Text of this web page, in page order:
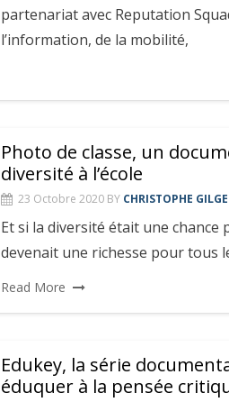
partenariat avec Reputation
l’information, de la mobilité,
Photo de classe, un
diversité à l’école
23 Octobre 2020 BY CHRISTOPHE
Et si la diversité était une chance
devenait une richesse pour tous
Read More
Edukey, la série
éduquer à la pensée